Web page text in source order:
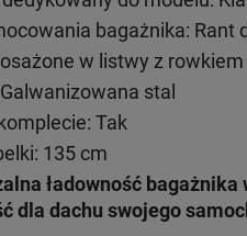
bagażnika: Rant
w listwy z rowkiem
stal
Tak
135 cm
ładowność
dla dachu swojego